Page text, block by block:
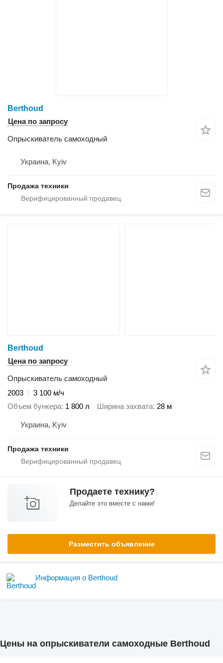
Berthoud
Цена по запросу
Опрыскиватель самоходный
Украина, Kyiv
Продажа техники
Berthoud
Цена по запросу
Опрыскиватель самоходный
2003
3 100 м/ч
Объем бункера 1 800 л Ширина захвата 28 м
Украина, Kyiv
Продажа техники
Продаете технику?
Делайте это вместе с нами!
Разместить объявление
Информация о Berthoud
Цены на опрыскиватели самоходные Berthoud